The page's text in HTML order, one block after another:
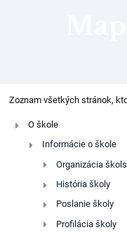
Mapa
stránok
Zoznam všetkých stránok,
O škole
Informácie o škole
Organizácia
História školy
Poslanie školy
Profilácia školy